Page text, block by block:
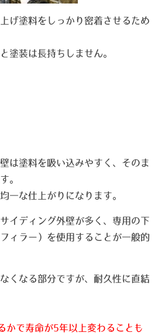
げ塗料をしっかり密着させるため
塗装は長持ちしません。
は塗料を吸い込みやすく、そのま
。
一な仕上がりになります。
イディング外壁が多く、専用の下
ィラー）を使用することが一般的
くなる部分ですが、耐久性に直結
かで寿命が5年以上変わることも